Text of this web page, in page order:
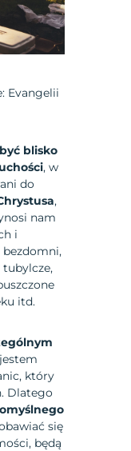
Evangelii
być blisko
, w
do
,
nam
i
itd.
który
Dlatego
się
będą